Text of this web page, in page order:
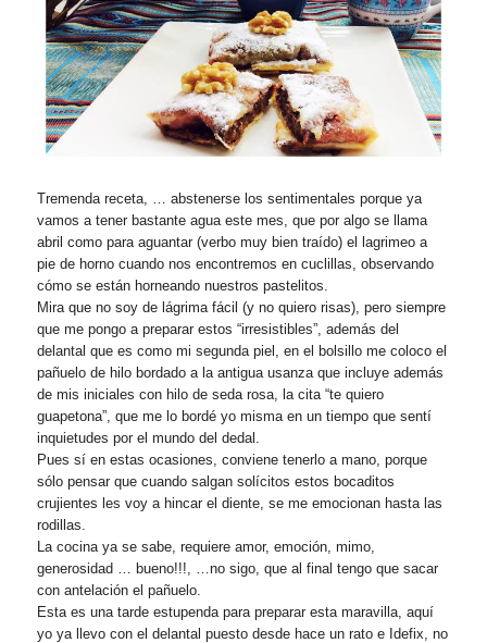
Tremenda receta, … abstenerse los sentimentales porque ya
vamos a tener bastante agua este mes, que por algo se llama
abril como para aguantar (verbo muy bien traído) el lagrimeo a
pie de horno cuando nos encontremos en cuclillas, observando
cómo se están horneando nuestros pastelitos.
Mira que no soy de lágrima fácil (y no quiero risas), pero siempre
que me pongo a preparar estos “irresistibles”, además del
delantal que es como mi segunda piel, en el bolsillo me coloco el
pañuelo de hilo bordado a la antigua usanza que incluye además
de mis iniciales con hilo de seda rosa, la cita “te quiero
guapetona”, que me lo bordé yo misma en un tiempo que sentí
inquietudes por el mundo del dedal.
Pues sí en estas ocasiones, conviene tenerlo a mano, porque
sólo pensar que cuando salgan solícitos estos bocaditos
crujientes les voy a hincar el diente, se me emocionan hasta las
rodillas.
La cocina ya se sabe, requiere amor, emoción, mimo,
generosidad … bueno!!!, …no sigo, que al final tengo que sacar
con antelación el pañuelo.
Esta es una tarde estupenda para preparar esta maravilla, aquí
yo ya llevo con el delantal puesto desde hace un rato e Idefix, no